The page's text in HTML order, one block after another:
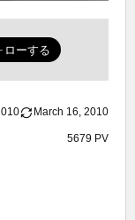
March 16, 2010
5679 PV